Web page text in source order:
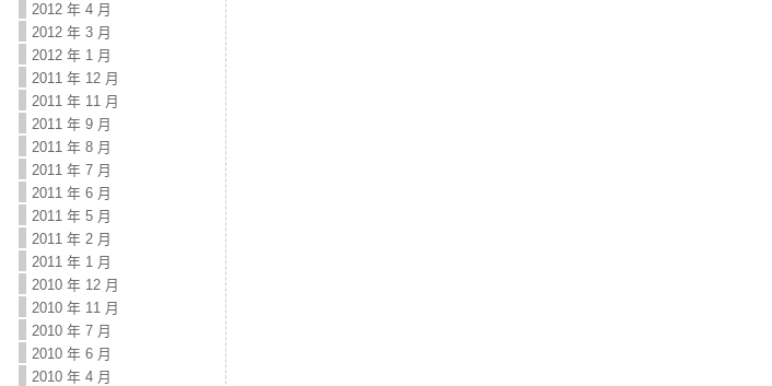
2012 年 4 月
2012 年 3 月
2012 年 1 月
2011 年 12 月
2011 年 11 月
2011 年 9 月
2011 年 8 月
2011 年 7 月
2011 年 6 月
2011 年 5 月
2011 年 2 月
2011 年 1 月
2010 年 12 月
2010 年 11 月
2010 年 7 月
2010 年 6 月
2010 年 4 月